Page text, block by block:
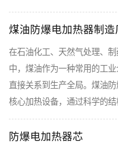
煤油防爆电加热器制造
在石油化工、天然气处理、
中，煤油作为一种常用的工
直接关系到生产全局。煤油
核心加热设备，通过科学的结
防爆电加热器芯